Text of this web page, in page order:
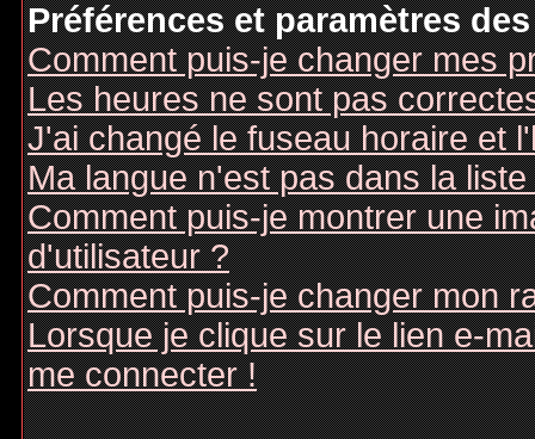
Préférences et paramètres
Comment puis-je changer mes
Les heures ne sont pas
J'ai changé le fuseau horaire et
Ma langue n'est pas dans la liste
Comment puis-je montrer une
d'utilisateur ?
Comment puis-je changer mon
Lorsque je clique sur le lien e-
me connecter !